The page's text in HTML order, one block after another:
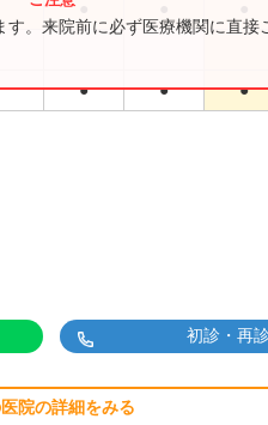
● ● ●
。来院前に必ず医療機関に直接
初診・再
院の詳細をみる